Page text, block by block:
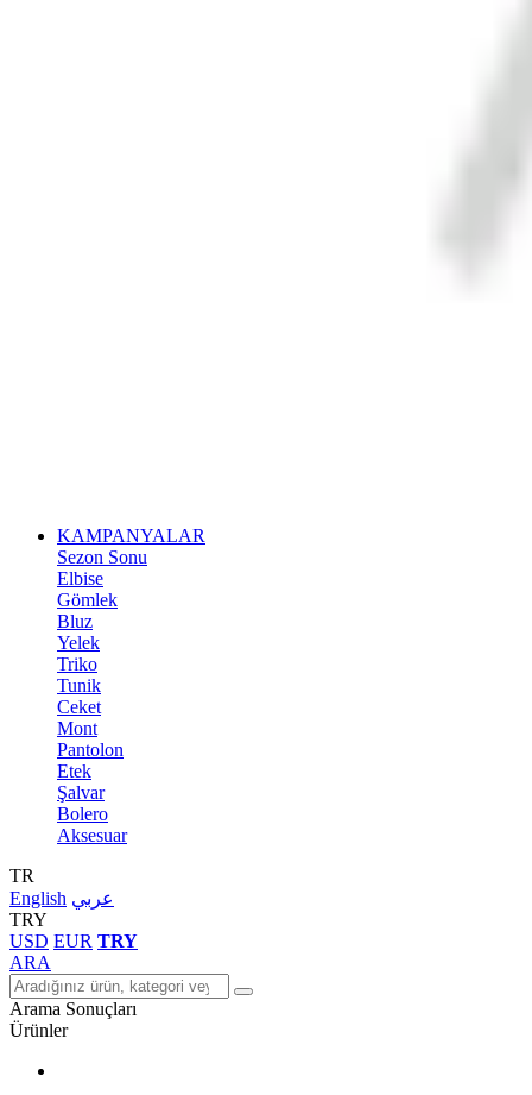
KAMPANYALAR
Sezon Sonu
Elbise
Gömlek
Bluz
Yelek
Triko
Tunik
Ceket
Mont
Pantolon
Etek
Şalvar
Bolero
Aksesuar
TR
English عربي
TRY
USD EUR TRY
ARA
Arama Sonuçları
Ürünler